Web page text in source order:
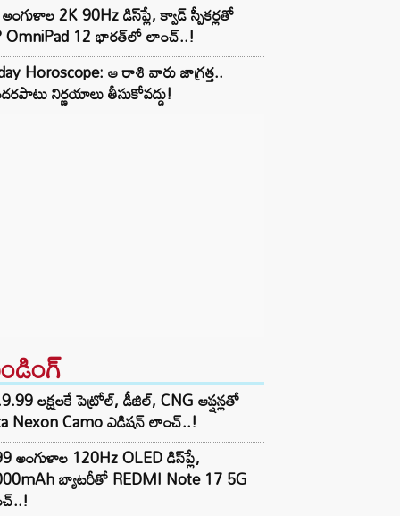
2K 90Hz డిస్‌ప్లే, క్వాడ్ స్పీకర్లతో
OmniPad 12 భారత్‌లో లాంచ్..!
Horoscope: ఆ రాశి వారు జాగ్రత్త..
నిర్ణయాలు తీసుకోవద్దు!
లక్షలకే పెట్రోల్, డీజిల్, CNG ఆప్షన్లతో
Nexon Camo ఎడిషన్ లాంచ్..!
అంగుళాల 120Hz OLED డిస్‌ప్లే,
బ్యాటరీతో REDMI Note 17 5G